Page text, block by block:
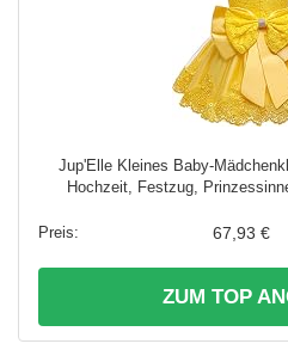
Jup'Elle Kleines Baby-
Hochzeit, Festzug,
67,93 €
ZUM TOP